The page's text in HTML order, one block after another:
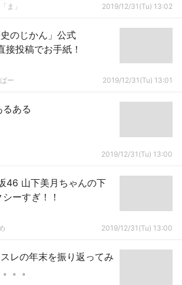
ま」 2019/12/31(Tu) 13:02
のじかん」公式
投稿でお手紙！
ー 2019/12/31(Tu) 13:01
ある
2019/12/31(Tu) 13:00
46 山下美月ちゃんの下
ーすぎ！！
2019/12/31(Tu) 13:00
レの年末を振り返ってみ
。。